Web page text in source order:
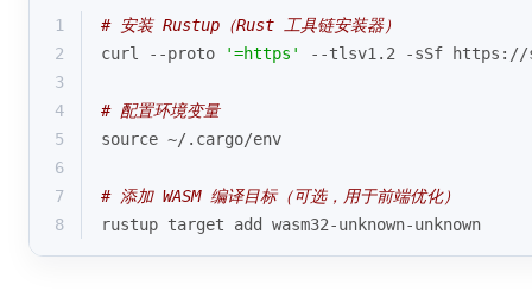
1
# 安装 Rustup（Rust 工具链安装器）
2
curl --proto '=https'
--tlsv1.2 -sSf https://
3
4
# 配置环境变量
5
source ~/.cargo/env
6
7
# 添加 WASM 编译目标（可选，用于前端优化）
8
rustup target add wasm32-unknown-unknown